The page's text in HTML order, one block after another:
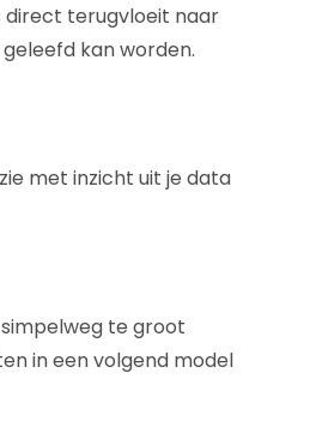
direct terugvloeit naar
kan worden.
met inzicht uit je data
te groot
in een volgend model